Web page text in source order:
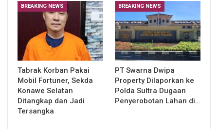
BREAKING NEWS
Tabrak Korban Pakai
Mobil Fortuner, Sekda
Konawe Selatan
Ditangkap dan Jadi
Tersangka
BREAKING NEWS
PT Swarna Dwipa
Property Dilaporkan ke
Polda Sultra Dugaan
Penyerobotan Lahan di…